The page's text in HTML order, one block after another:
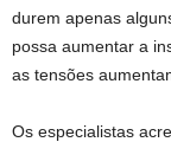
durem apenas
possa aumentar a
as tensões
Os especialistas